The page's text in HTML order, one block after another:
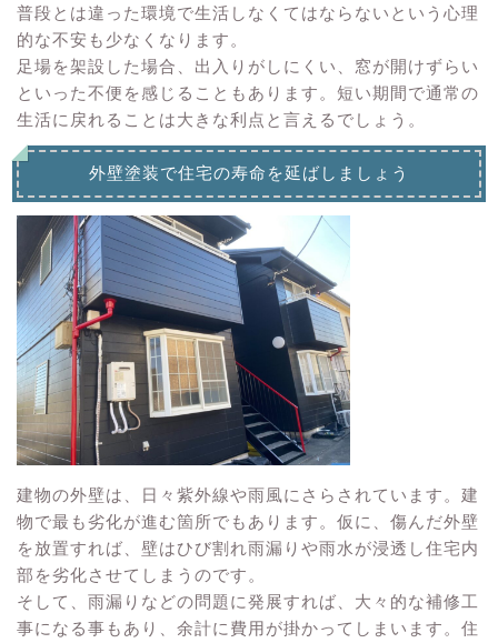
普段とは違った環境で生活しなくてはならないという心理
的な不安も少なくなります。
足場を架設した場合、出入りがしにくい、窓が開けずらい
といった不便を感じることもあります。短い期間で通常の
生活に戻れることは大きな利点と言えるでしょう。
外壁塗装で住宅の寿命を延ばしましょう
建物の外壁は、日々紫外線や雨風にさらされています。建
物で最も劣化が進む箇所でもあります。仮に、傷んだ外壁
を放置すれば、壁はひび割れ雨漏りや雨水が浸透し住宅内
部を劣化させてしまうのです。
そして、雨漏りなどの問題に発展すれば、大々的な補修工
事になる事もあり、余計に費用が掛かってしまいます。住